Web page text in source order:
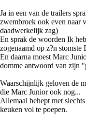
Ja in een van de trailers
zwembroek ook even naar
daadwerkelijk zag)
En sprak de woorden Ik
zogenaamd op z?n stomste
En daarna moest Marc
domme antwoord van zijn
Waarschijnlijk geloven de
die Marc Junior ook nog...
Allemaal behept met
keuken vol te poepen.